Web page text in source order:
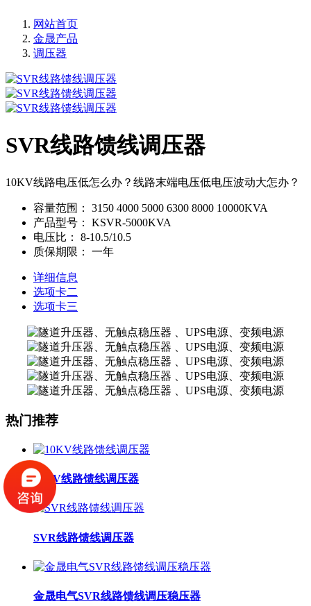
网站首页
金晟产品
调压器
SVR线路馈线调压器
10KV线路电压低怎么办？线路末端电压低电压波动大怎办？
容量范围：
3150 4000 5000 6300 8000 10000KVA
产品型号：
KSVR-5000KVA
电压比：
8-10.5/10.5
质保期限：
一年
详细信息
选项卡二
选项卡三
热门推荐
10KV线路馈线调压器
SVR线路馈线调压器
金晟电气SVR线路馈线调压稳压器